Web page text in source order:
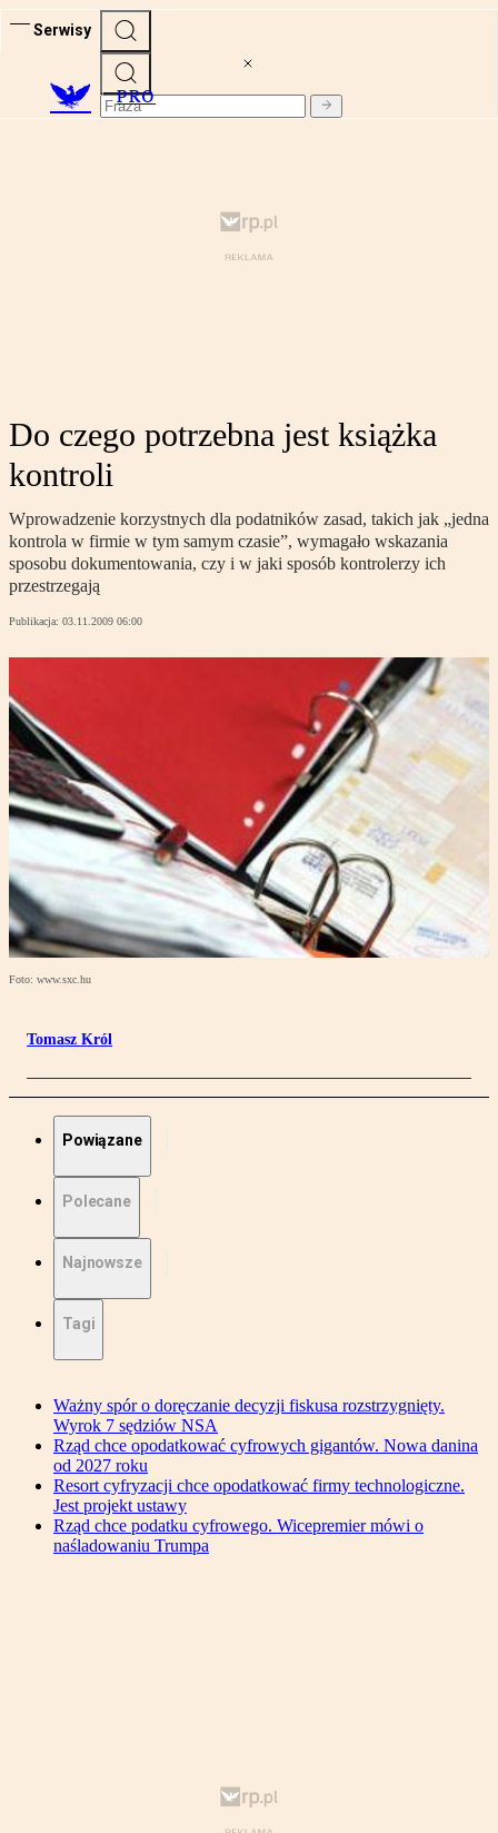
Serwisy
PRO
Do czego potrzebna jest książka
kontroli
Wprowadzenie korzystnych dla podatników zasad, takich jak „jedna
kontrola w firmie w tym samym czasie”, wymagało wskazania
sposobu dokumentowania, czy i w jaki sposób kontrolerzy ich
przestrzegają
Publikacja: 03.11.2009 06:00
Foto: www.sxc.hu
Tomasz Król
Powiązane
Polecane
Najnowsze
Tagi
Ważny spór o doręczanie decyzji fiskusa rozstrzygnięty.
Wyrok 7 sędziów NSA
Rząd chce opodatkować cyfrowych gigantów. Nowa danina
od 2027 roku
Resort cyfryzacji chce opodatkować firmy technologiczne.
Jest projekt ustawy
Rząd chce podatku cyfrowego. Wicepremier mówi o
naśladowaniu Trumpa